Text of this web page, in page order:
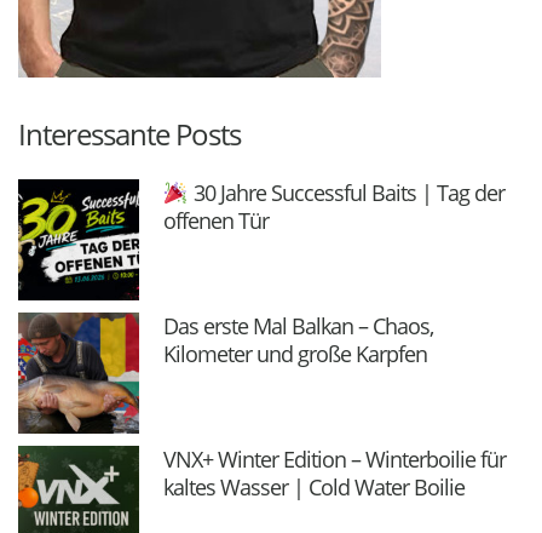
Interessante Posts
30 Jahre Successful Baits | Tag der
offenen Tür
Das erste Mal Balkan – Chaos,
Kilometer und große Karpfen
VNX+ Winter Edition – Winterboilie für
kaltes Wasser | Cold Water Boilie